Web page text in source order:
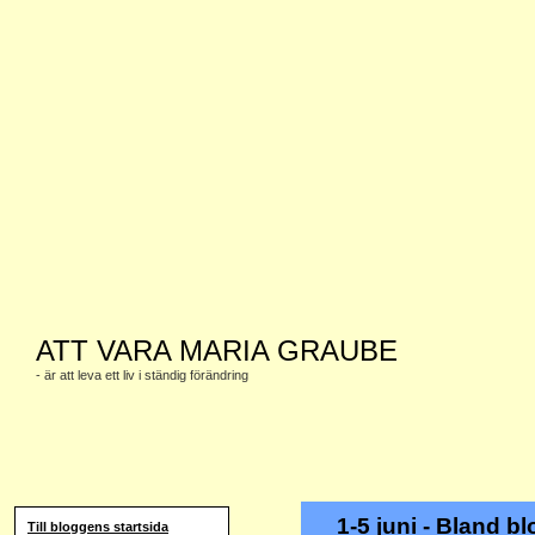
ATT VARA MARIA GRAUBE
- är att leva ett liv i ständig förändring
1-5 juni - Bland
Till bloggens startsida